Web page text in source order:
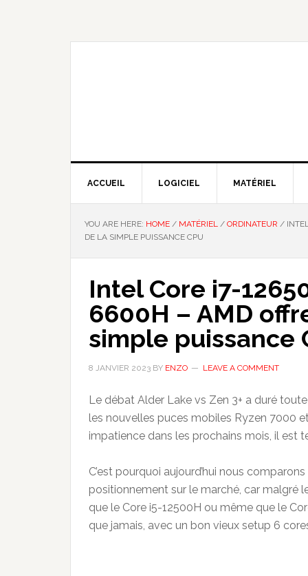
ACCUEIL LOGICIEL MATÉRIEL
YOU ARE HERE: HOME / MATÉRIEL / ORDINATEUR /
DE LA SIMPLE PUISSANCE CPU
Intel Core i7-
6600H – AMD
simple puissance
8 JANVIER 2023 BY ENZO LEAVE A COMMENT
Le débat Alder Lake vs Zen 3+ a duré
les nouvelles puces mobiles Ryzen 7000
impatience dans les prochains mois, il est
C’est pourquoi aujourd’hui nous
positionnement sur le marché, car malgré
que le Core i5-12500H ou même que le
que jamais, avec un bon vieux setup 6